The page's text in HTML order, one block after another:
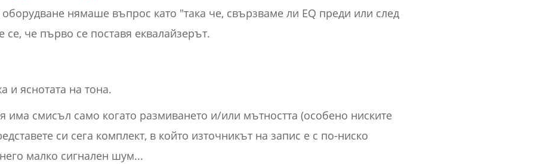
нямаше въпрос като "така че, свързваме ли EQ преди или след
че първо се поставя еквалайзерът.
и яснотата на тона.
има смисъл само когато размиването и/или мътността (особено ниските
си сега комплект, в който източникът на запис е с по-ниско
малко сигнален шум...